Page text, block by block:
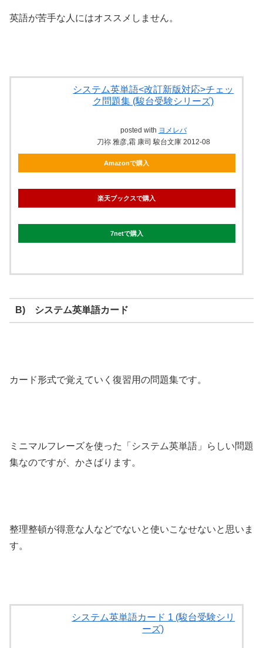
英語が苦手な人にはオススメしません。
システム英単語<改訂新版対応>チェッ
ク問題集 (駿台受験シリーズ)
posted with ヨメレバ
刀祢 雅彦,霜 康司 駿台文庫 2012-08
Amazonで購入
楽天ブックスで購入
7netで購入
B) システム英単語カード
カード形式で覚えていく復習用の問題集です。
ミニマルフレーズを使った「システム英単語」らしい問題
集なのですが、かさばります。
整理整頓が得意な人などでないと使いこなせないと思いま
す。
システム英単語カード 1 (駿台受験シリ
ーズ)